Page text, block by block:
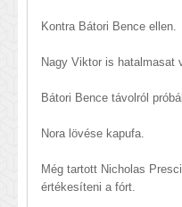
Kontra Bátori Bence ellen.
Nagy Viktor is hatalmasat
Bátori Bence távolról
Nora lövése kapufa.
Még tartott Nicholas
értékesíteni a fórt.